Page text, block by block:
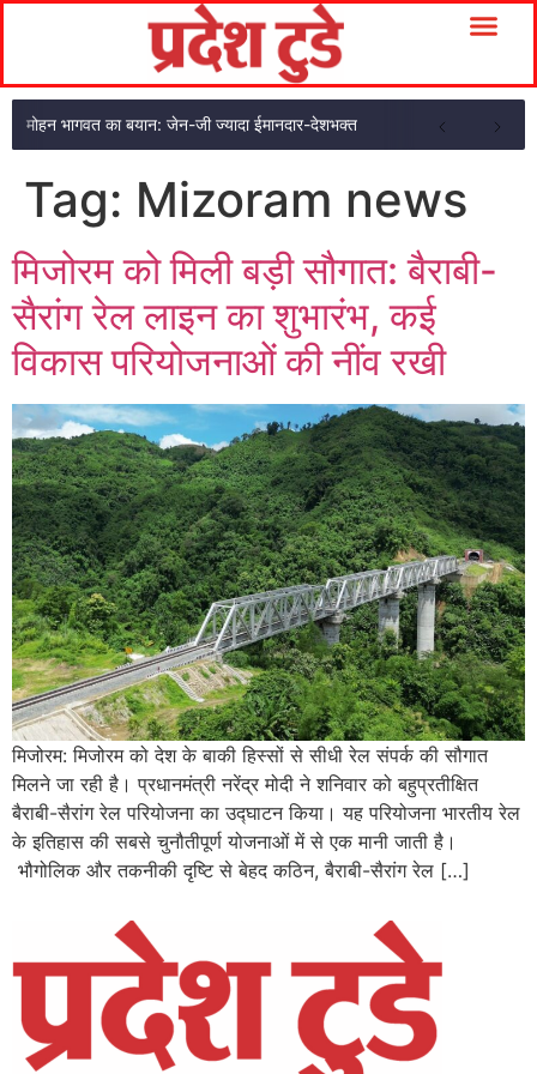
मोहन भागवत का बयान: जेन-जी ज्यादा ईमानदार-देशभक्त
Tag: Mizoram news
मिजोरम को मिली बड़ी सौगात: बैराबी-
सैरांग रेल लाइन का शुभारंभ, कई
विकास परियोजनाओं की नींव रखी
मिजोरम: मिजोरम को देश के बाकी हिस्सों से सीधी रेल संपर्क की सौगात
मिलने जा रही है। प्रधानमंत्री नरेंद्र मोदी ने शनिवार को बहुप्रतीक्षित
बैराबी-सैरांग रेल परियोजना का उद्घाटन किया। यह परियोजना भारतीय रेल
के इतिहास की सबसे चुनौतीपूर्ण योजनाओं में से एक मानी जाती है।
भौगोलिक और तकनीकी दृष्टि से बेहद कठिन, बैराबी-सैरांग रेल […]